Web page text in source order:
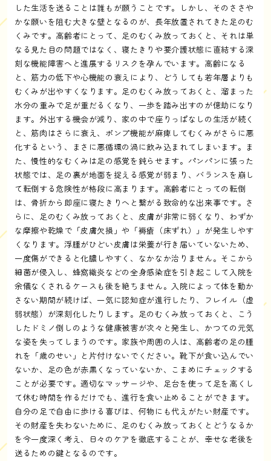
した生活を送ることは誰もが願うことです。しかし、そのささや
かな願いを阻む大きな壁となるのが、長年放置されてきた足のむ
くみです。高齢者にとって、足のむくみ放っておくと、それは単
なる見た目の問題ではなく、寝たきりや要介護状態に直結する深
刻な機能障害へと進展するリスクを孕んでいます。高齢になる
と、筋力の低下や心機能の衰えにより、どうしても若年層よりも
むくみが出やすくなります。足のむくみ放っておくと、溜まった
水分の重みで足が重だるくなり、一歩を踏み出すのが億劫になり
ます。外出する機会が減り、家の中で座りっぱなしの生活が続く
と、筋肉はさらに衰え、ポンプ機能が麻痺してむくみがさらに悪
化するという、まさに悪循環の渦に飲み込まれてしまいます。ま
た、慢性的なむくみは足の感覚を鈍らせます。パンパンに張った
状態では、足の裏が地面を捉える感覚が弱まり、バランスを崩し
て転倒する危険性が格段に高まります。高齢者にとっての転倒
は、骨折から即座に寝たきりへと繋がる致命的な出来事です。さ
らに、足のむくみ放っておくと、皮膚が非常に弱くなり、わずか
な摩擦や乾燥で「皮膚欠損」や「褥瘡（床ずれ）」が発生しやす
くなります。浮腫がひどい皮膚は栄養が行き届いていないため、
一度傷ができると化膿しやすく、なかなか治りません。そこから
細菌が侵入し、蜂窩織炎などの全身感染症を引き起こして入院を
余儀なくされるケースも後を絶ちません。入院によって体を動か
さない期間が続けば、一気に認知症が進行したり、フレイル（虚
弱状態）が深刻化したりします。足のむくみ放っておくと、こう
したドミノ倒しのような健康被害が次々と発生し、かつての元気
な姿を失ってしまうのです。家族や周囲の人は、高齢者の足の腫
れを「歳のせい」と片付けないでください。靴下が食い込んでい
ないか、足の色が赤黒くなっていないか、こまめにチェックする
ことが必要です。適切なマッサージや、足台を使って足を高くし
て休む時間を作るだけでも、進行を食い止めることができます。
自分の足で自由に歩ける喜びは、何物にも代えがたい財産です。
その財産を失わないために、足のむくみ放っておくとどうなるか
を今一度深く考え、日々のケアを徹底することが、幸せな老後を
送るための鍵となるのです。